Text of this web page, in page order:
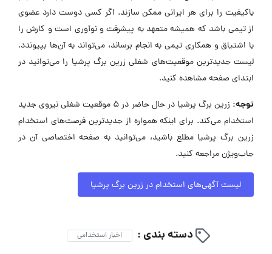
باکیفیت را برای هر ایرانی ممکن سازند. اگر کسی دوست دارد عضوی
از تیمی باشد که همیشه متعهد به پیشرفت و نوآوری است و کارش را
با اشتیاق و همکاری تیمی به انجام برساند، می‌تواند به آن‌ها بپیوندد.
لیست جدیدترین موقعیت‌های شغلی زرین برگ پرشیا را می‌توانید در
ابتدای صفحه مشاهده کنید.
توجه:
زرین برگ پرشیا در حال حاضر در ۵ موقعیت شغلی نیروی جدید
استخدام می‌کند. برای اینکه همواره از جدیدترین فرصت‌های استخدام
زرین برگ پرشیا مطلع باشید، می‌توانید به صفحه اختصاصی آن در
جاب‌ویژن مراجعه کنید.
لیست آگهی‌های استخدام در زرین برگ پرشیا
دسته بندی : اخبار استخدامی